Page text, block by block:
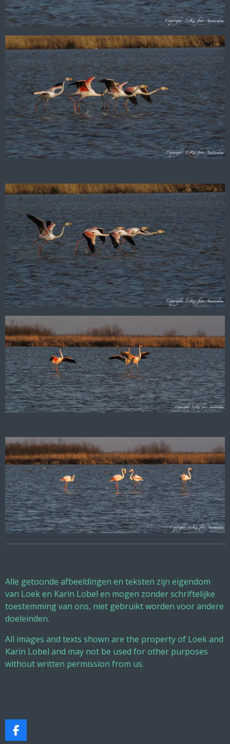
Alle getoonde afbeeldingen en teksten zijn eigendom
van Loek en Karin Lobel en mogen zonder schriftelijke
toestemming van ons, niet gebruikt worden voor andere
doeleinden.
All images and texts shown are the property of Loek and
Karin Lobel and may not be used for other purposes
without written permission from us.
F